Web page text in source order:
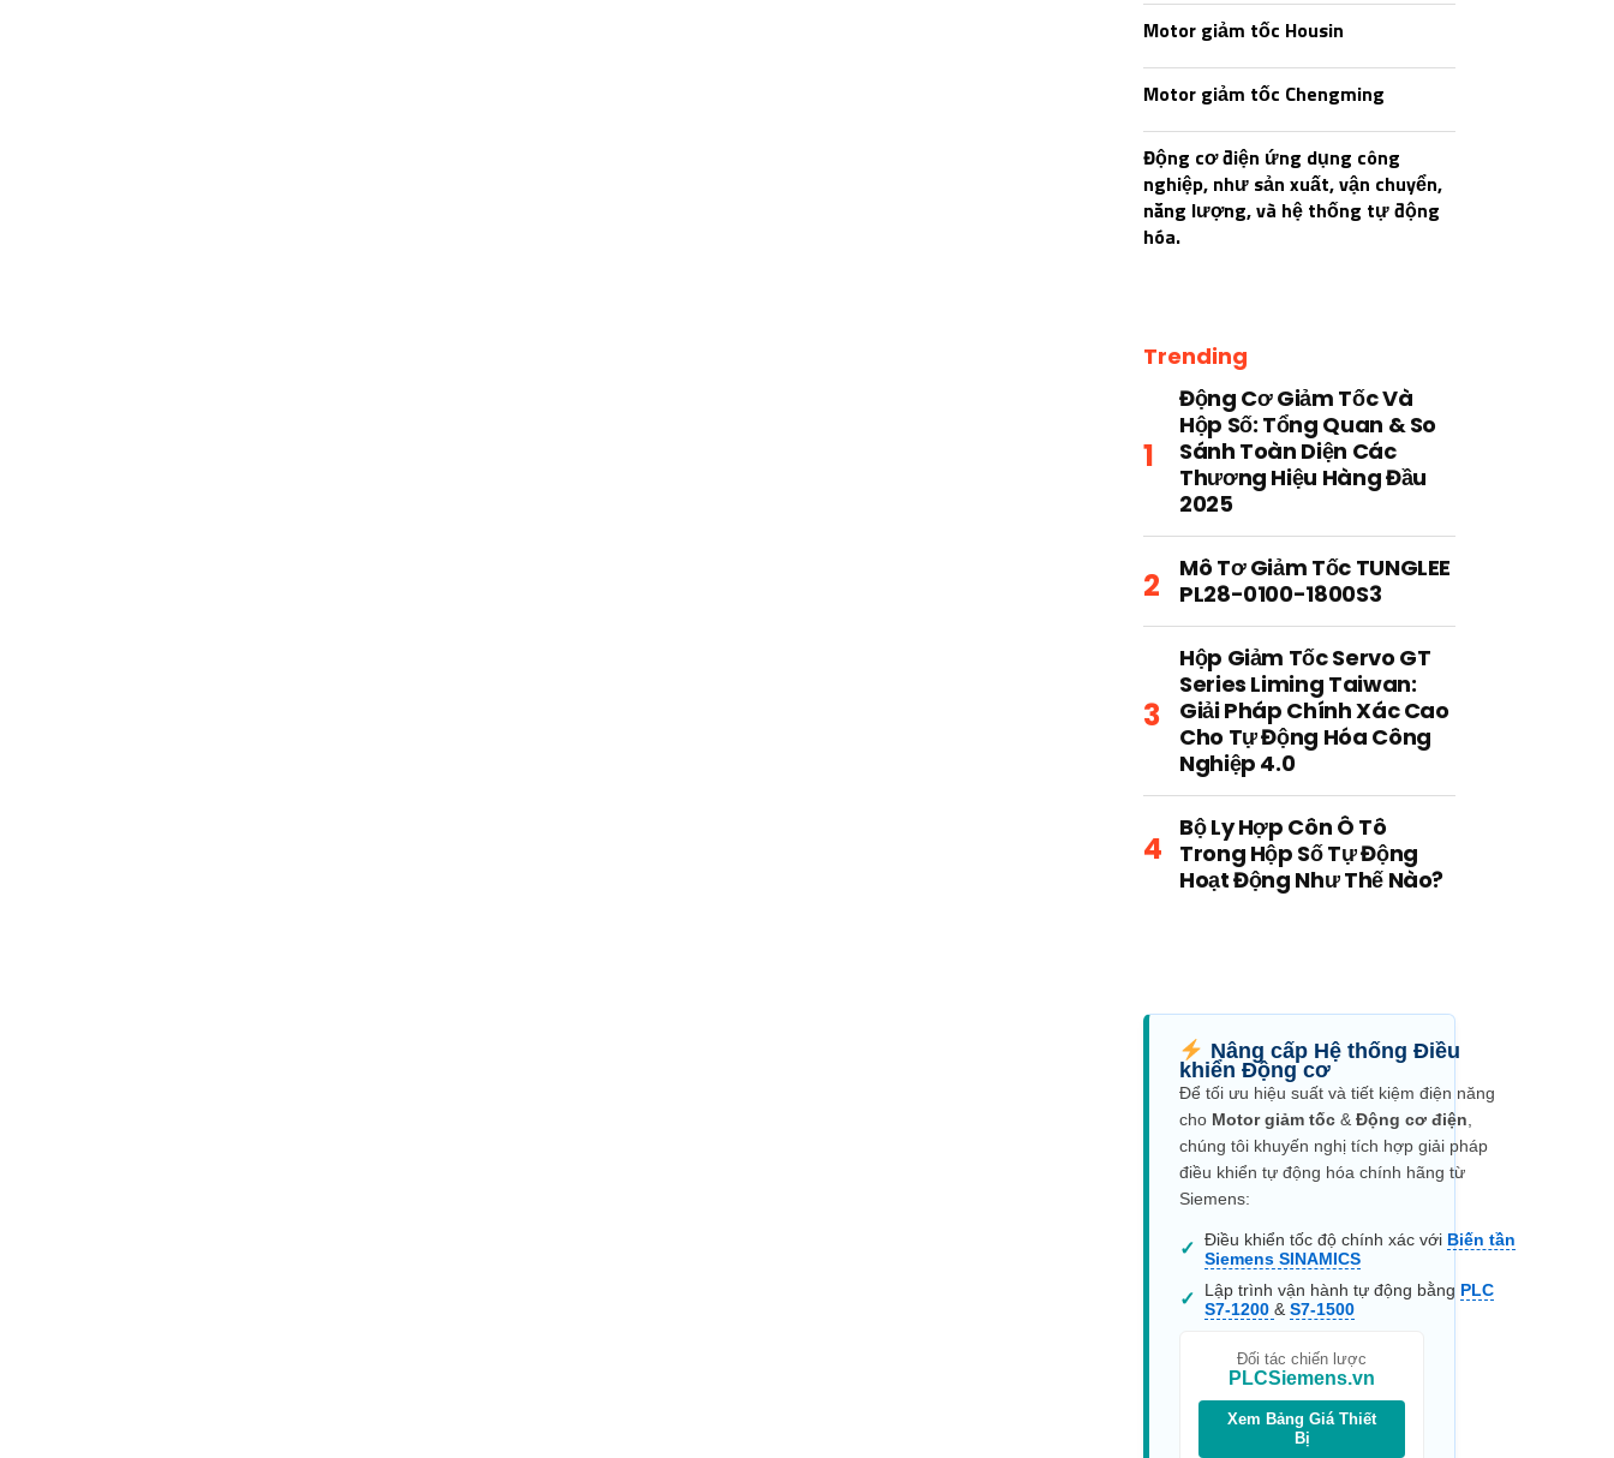
Motor giảm tốc Housin
Motor giảm tốc Chengming
Động cơ điện ứng dụng công
nghiệp, như sản xuất, vận chuyển,
năng lượng, và hệ thống tự động
hóa.
Trending
Động Cơ Giảm Tốc Và
Hộp Số: Tổng Quan & So
Sánh Toàn Diện Các
Thương Hiệu Hàng Đầu
2025
Mô Tơ Giảm Tốc TUNGLEE
PL28-0100-1800S3
Hộp Giảm Tốc Servo GT
Series Liming Taiwan:
Giải Pháp Chính Xác Cao
Cho Tự Động Hóa Công
Nghiệp 4.0
Bộ Ly Hợp Côn Ô Tô
Trong Hộp Số Tự Động
Hoạt Động Như Thế Nào?
Nâng cấp Hệ thống Điều
khiển Động cơ
Để tối ưu hiệu suất và tiết kiệm điện năng
cho Motor giảm tốc & Động cơ điện,
chúng tôi khuyến nghị tích hợp giải pháp
điều khiển tự động hóa chính hãng từ
Siemens:
✓ Điều khiển tốc độ chính xác với Biến tần
Siemens SINAMICS
✓ Lập trình vận hành tự động bằng PLC
S7-1200 & S7-1500
Đối tác chiến lược
PLCSiemens.vn
Xem Bảng Giá Thiết
Bị